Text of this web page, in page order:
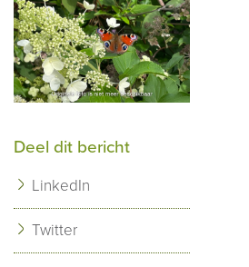
Deel dit bericht
LinkedIn
Twitter